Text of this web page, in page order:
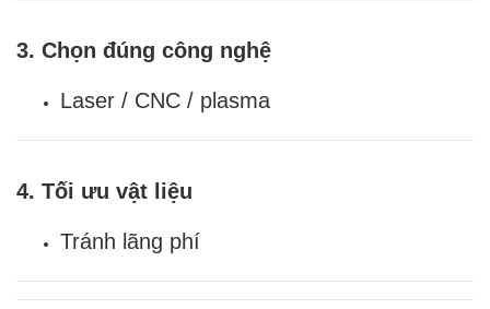
3. Chọn đúng công nghệ
Laser / CNC / plasma
4. Tối ưu vật liệu
Tránh lãng phí